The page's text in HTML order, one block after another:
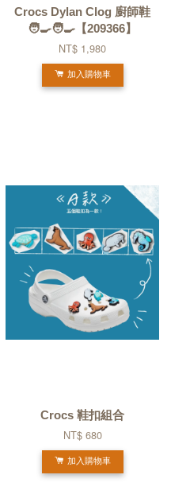
Crocs Dylan Clog 廚師鞋
🧑‍🍳🧑‍🍳【209366】
NT$ 1,980
加入購物車
Crocs 鞋扣組合
NT$ 680
加入購物車